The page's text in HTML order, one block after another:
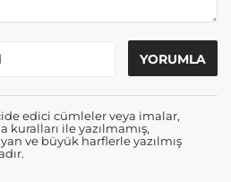
edici cümleler veya imalar,
kuralları ile yazılmamış,
ve büyük harflerle yazılmış